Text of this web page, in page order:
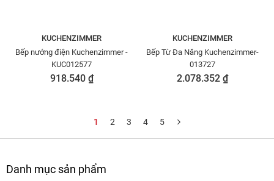
KUCHENZIMMER
Bếp nướng điện Kuchenzimmer -
KUC012577
918.540 ₫
KUCHENZIMMER
Bếp Từ Đa Năng Kuchenzimmer-
013727
2.078.352 ₫
1 2 3 4 5
Danh mục sản phẩm